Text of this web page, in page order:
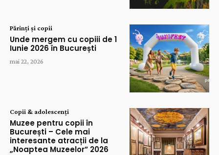
Părinți și copii
Unde mergem cu copiii de 1
Iunie 2026 în București
mai 22, 2026
Copii & adolescenți
Muzee pentru copii în
București – Cele mai
interesante atracții de la
„Noaptea Muzeelor” 2026